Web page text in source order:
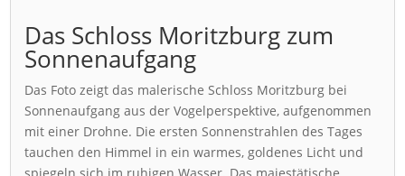
Das Schloss Moritzburg zum
Sonnenaufgang
Das Foto zeigt das malerische Schloss Moritzburg bei
Sonnenaufgang aus der Vogelperspektive, aufgenommen
mit einer Drohne. Die ersten Sonnenstrahlen des Tages
tauchen den Himmel in ein warmes, goldenes Licht und